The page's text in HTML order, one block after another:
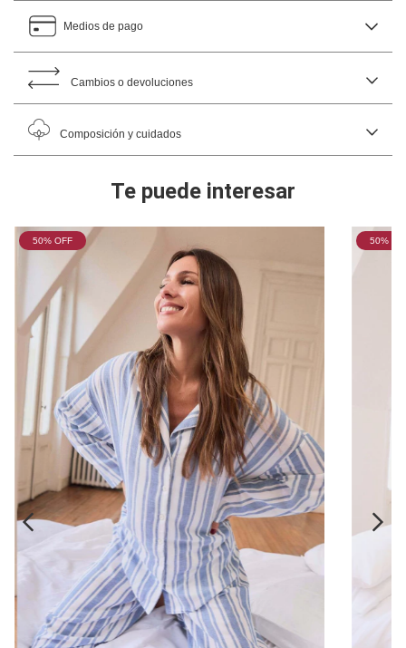
momentos de relax en casa.
Medios de pago
Cambios o devoluciones
Composición y cuidados
Te puede interesar
50% OFF 50%